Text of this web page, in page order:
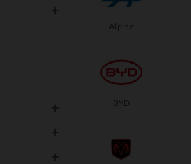




Alpine
BYD